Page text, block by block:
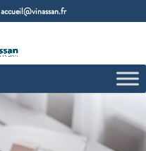
accueil@vinassan.fr